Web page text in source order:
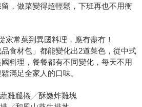
，做菜變得超輕鬆，下班再也不用衝
常菜到異國料理，應有盡有！
材包」都能變化出2道菜色，從中式
料理，餐餐都有不同變化，每天不用
滿足全家人的口味。
雞腿捲╱酥嫩炸雞塊